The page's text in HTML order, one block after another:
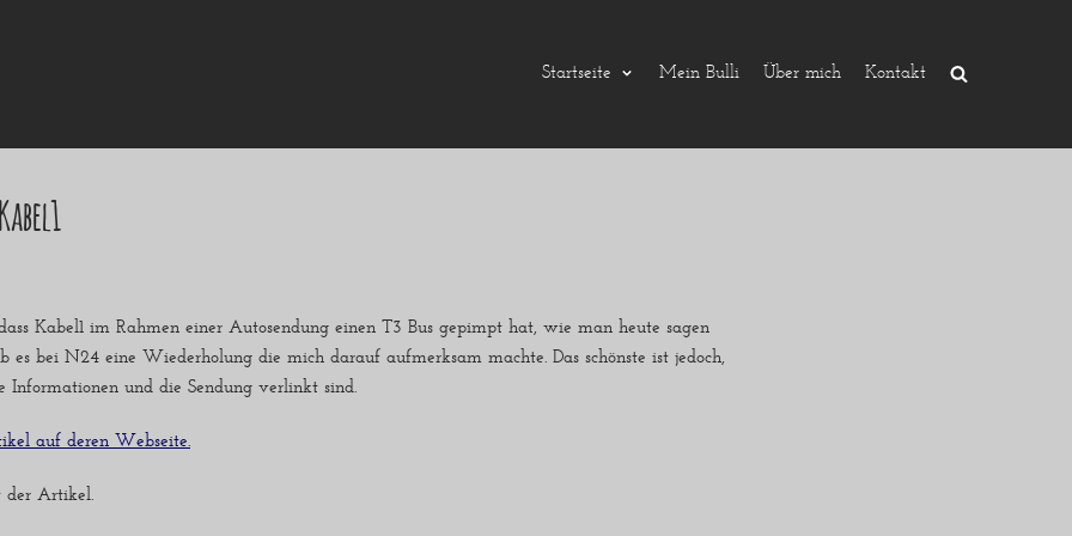
Startseite Mein Bulli Über mich Kontakt
Kabel1 im Rahmen einer Autosendung einen T3 Bus gepimpt hat, wie man heute sagen
es bei N24 eine Wiederholung die mich darauf aufmerksam machte. Das schönste ist jedoch,
Informationen und die Sendung verlinkt sind.
auf deren Webseite.
der Artikel.